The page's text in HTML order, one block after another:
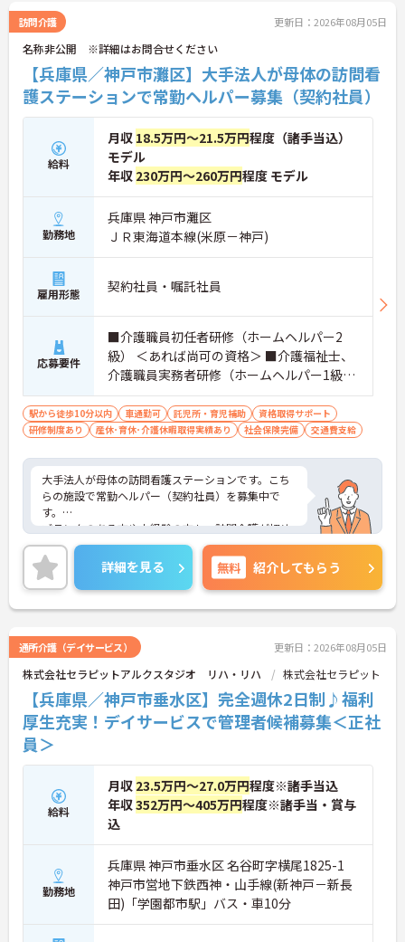
ステージの変化に合わせて長期的に活躍できる環境
です。65歳までの再雇用制度や退職金制度も備えて
おり、腰を据えてキャリアを築くことができます。
★おすすめPOINT★
◆多職種が一丸となったチーム医療の提供を目指し
ているため、一人で抱え込まずに業務を進められる
◆院内併設の保育園を利用できるため、仕事と育児
の両立が可能です
◆年間休日111日と各種休暇制度を利用できるほ
か、65歳までの再雇用制度により将来にわたり無理
なく働き続けられます
訪問介護 更新日：2026年08月05日
名称非公開 ※詳細はお問合せください
【兵庫県／神戸市灘区】大手法人が母体の訪問看
護ステーションで常勤ヘルパー募集（契約社員）
給料
月収 18.5万円～21.5万円程度（諸手当込）
モデル
年収 230万円～260万円程度 モデル
勤務地
兵庫県 神戸市灘区
ＪＲ東海道本線(米原－神戸)
雇用形態 契約社員・嘱託社員
応募要件
■介護職員初任者研修（ホームヘルパー2
級） ＜あれば尚可の資格＞ ■介護福祉士、
介護職員実務者研修（ホームヘルパー1級・
介護職員基礎研修）
駅から徒歩10分以内 車通勤可 託児所・育児補助
資格取得サポート
研修制度あり
産休･育休･介護休暇取得実績あり 社会保険完備 交通費支給
大手法人が母体の訪問看護ステーションです。こち
らの施設で常勤ヘルパー（契約社員）を募集中で
す。
ブランクのある方や未経験の方も、訪問介護が初め
ての方でも、安心して訪問出来るようになるまで同
行研修があります！介護福祉士を目指してる方に
は、資格所得支援もあります！
明るく元気に利用者様と接していただける方を募集
中です。
録・お問い合わせください。
詳細を見る 無料 紹介してもらう
通所介護（デイサービス） 更新日：2026年08月05日
株式会社セラピットアルクスタジオ リハ・リハ 株式会社セラピット
【兵庫県／神戸市垂水区】完全週休2日制♪福利
厚生充実！デイサービスで管理者候補募集＜正社
員＞
給料
月収 23.5万円～27.0万円程度※諸手当込
年収352万円～405万円程度※諸手当・賞与
込
勤務地
兵庫県 神戸市垂水区 名谷町字横尾1825-1
神戸市営地下鉄西神・山手線(新神戸－新長
田)「学園都市駅」バス・車10分